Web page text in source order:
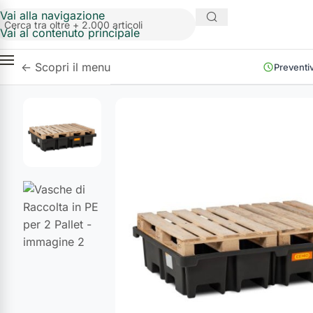
Vai alla navigazione
Vai al contenuto principale
Industria e
Manifattura
Agroalimentare
e Ambientale
Arredo
Industriale
Officine
Armadi di
← Scopri il menu